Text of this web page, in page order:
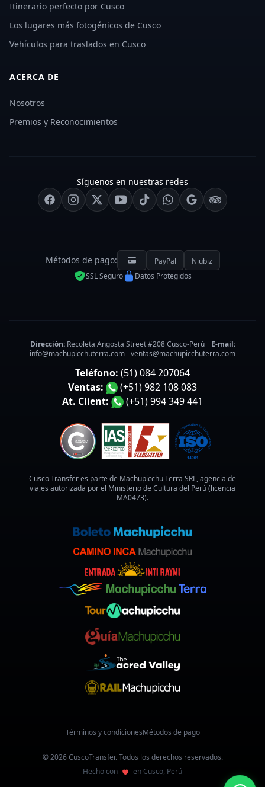
Itinerario perfecto por Cusco
Los lugares más fotogénicos de Cusco
Vehículos para traslados en Cusco
ACERCA DE
Nosotros
Premios y Reconocimientos
Síguenos en nuestras redes
Métodos de pago: PayPal
Niubiz
SSL Seguro
Datos Protegidos
Dirección:Recoleta Angosta Street #208 Cusco-Perú
E-mail:
info@machupicchuterra.com-ventas@machupicchuterra.com
Teléfono: (51) 084 207064
Ventas:
(+51) 982 108 083
At. Client:
(+51) 994 349 441
Cusco Transfer es parte de Machupicchu Terra SRL, agencia de
viajes autorizada por el Ministerio de Cultura del Perú (licencia
MA0473).
Términos y condicionesMétodos de pago
© 2026 CuscoTransfer. Todos los derechos reservados.
Hecho con
en Cusco, Perú